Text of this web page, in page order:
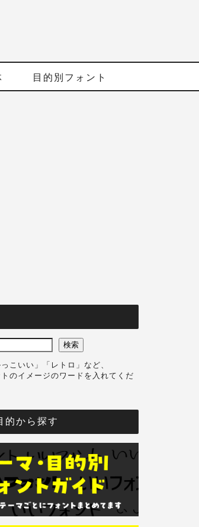
目的別フォント
検索
こいい」「レトロ」など、
のイメージのワードを入れてくだ
的から探す